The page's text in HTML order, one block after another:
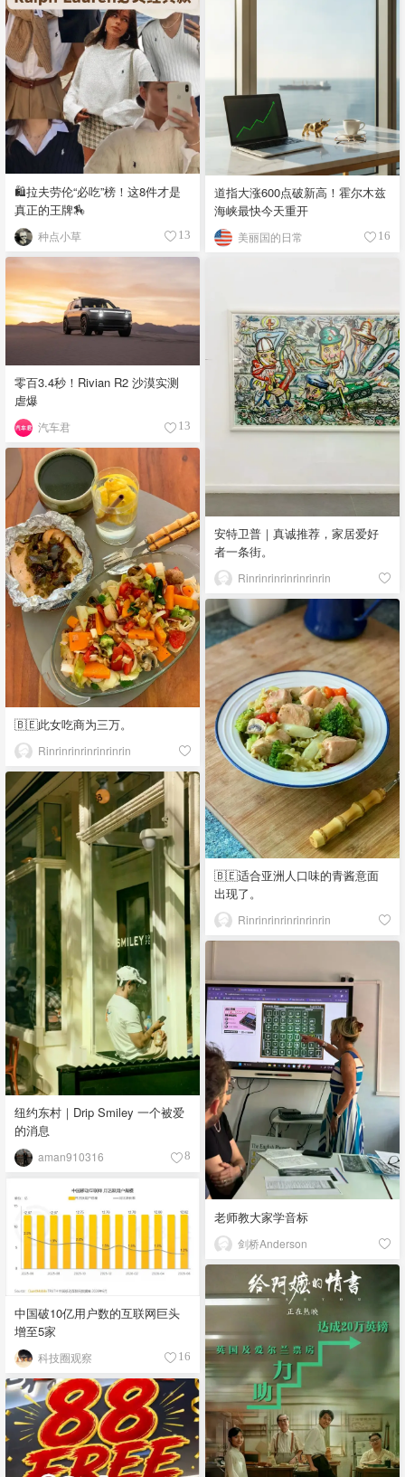
🛍️拉夫劳伦“必吃”榜！这8件才是
真正的王牌🏇
种点小草 13
道指大涨600点破新高！霍尔木兹
海峡最快今天重开
美丽国的日常 16
零百3.4秒！Rivian R2 沙漠实测
虐爆
汽车君 13
安特卫普｜真诚推荐，家居爱好
者一条街。
Rinrinrinrinrinrinrin
🇧🇪此女吃商为三万。
Rinrinrinrinrinrinrin
🇧🇪适合亚洲人口味的青酱意面
出现了。
Rinrinrinrinrinrinrin
纽约东村｜Drip Smiley 一个被爱
的消息
aman910316 8
老师教大家学音标
剑桥Anderson
中国破10亿用户数的互联网巨头
增至5家
科技圈观察 16